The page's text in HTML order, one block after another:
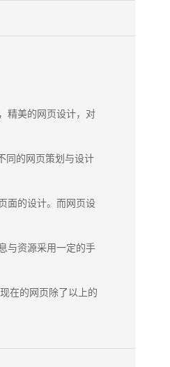
精美的网页设计，对
同的网页策划与设计
面的设计。而网页设
与资源采用一定的手
在的网页除了以上的